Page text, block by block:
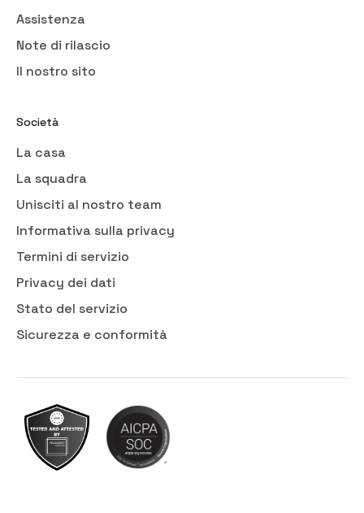
Assistenza
Note di rilascio
Il nostro sito
Società
La casa
La squadra
Unisciti al nostro team
Informativa sulla privacy
Termini di servizio
Privacy dei dati
Stato del servizio
Sicurezza e conformità